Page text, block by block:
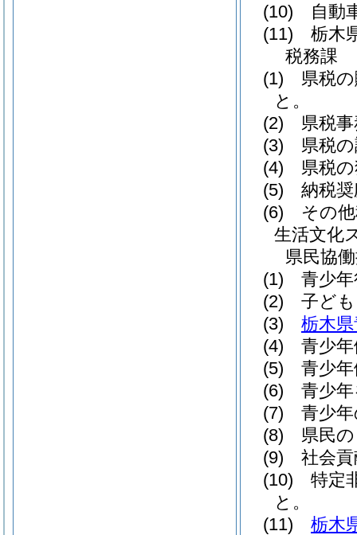
(10) 自動
(11) 栃木
税務課
(1) 県税の
と。
(2) 県税事
(3) 県税の
(4) 県税の
(5) 納税奨
(6) その他
生活文化
県民協
(1) 青少年
(2) 子ども
(3)
栃木
(4) 青少年
(5) 青少年
(6) 青少年
(7) 青少年
(8) 県民の
(9) 社会貢
(10) 特定
と。
(11)
栃木